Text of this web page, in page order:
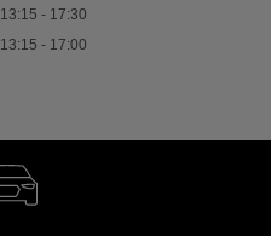
13:15 - 17:30
13:15 - 17:00